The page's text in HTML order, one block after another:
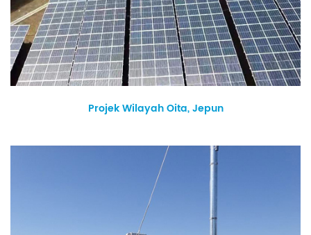
Projek Wilayah Oita, Jepun